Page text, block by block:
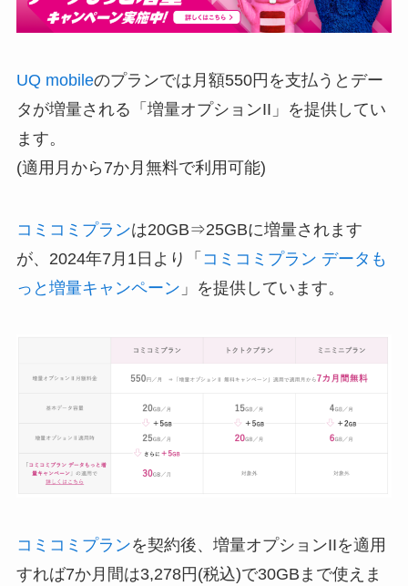
UQ mobileのプランでは月額550円を支払うとデー
タが増量される「増量オプションII」を提供してい
ます。
(適用月から7か月無料で利用可能)
コミコミプランは20GB⇒25GBに増量されます
が、2024年7月1日より「 コミコミプラン データも
っと増量キャンペーン 」を提供しています。
コミコミプランを契約後、増量オプションIIを適用
すれば7か月間は3,278円(税込)で30GBまで使えま